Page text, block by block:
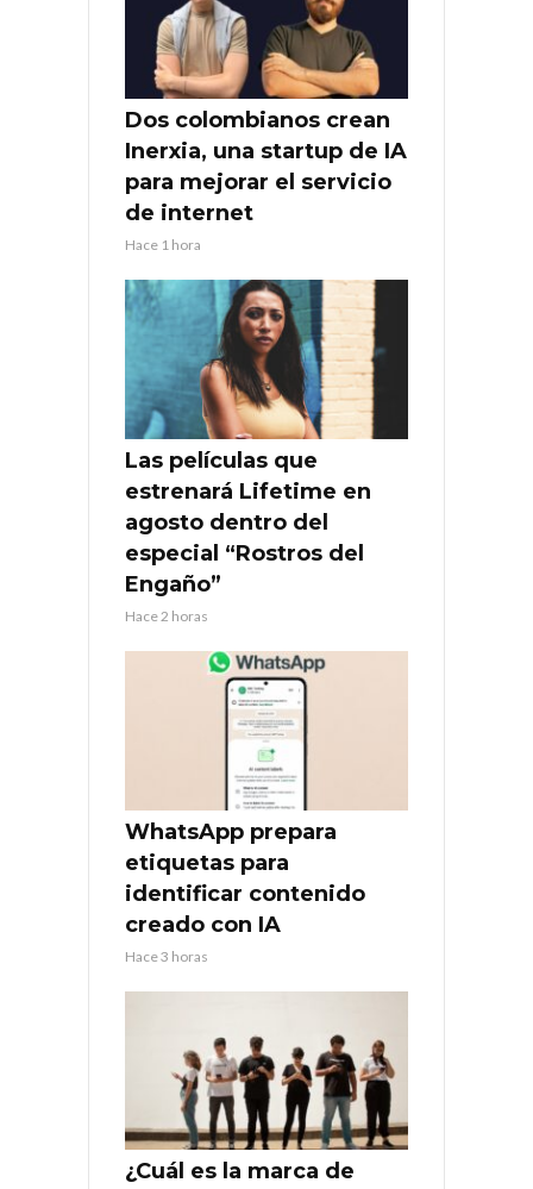
Dos colombianos crean
Inerxia, una startup de IA
para mejorar el servicio
de internet
Hace 1 hora
Las películas que
estrenará Lifetime en
agosto dentro del
especial “Rostros del
Engaño”
Hace 2 horas
WhatsApp prepara
etiquetas para
identificar contenido
creado con IA
Hace 3 horas
¿Cuál es la marca de